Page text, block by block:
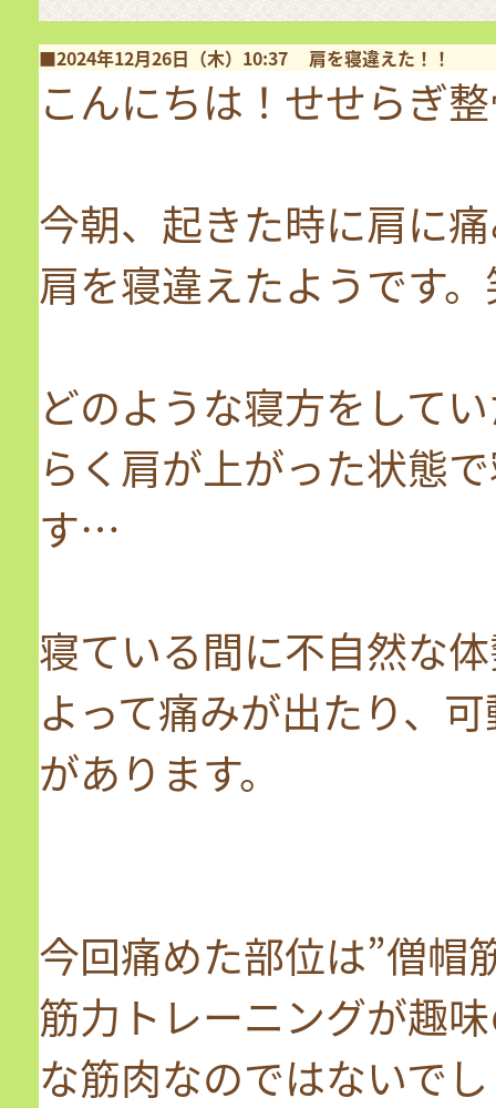
■2024年12月26日（木）10:37 肩を寝違えた！！
こんにちは！せせらぎ
今朝、起きた時に肩に
肩を寝違えたようです
どのような寝方をして
らく肩が上がった状態
す…
寝ている間に不自然な
よって痛みが出たり、
があります。
今回痛めた部位は”僧帽
筋力トレーニングが趣
な筋肉なのではないで